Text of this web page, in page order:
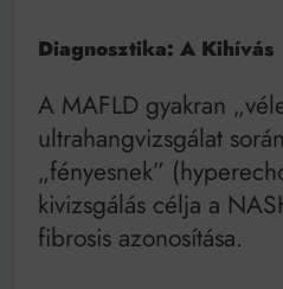
Diagnosztika: A Kihívás
A MAFLD gyakran
ultrahangvizsgálat
„fényesnek”
kivizsgálás célja a
fibrosis azonosítása.